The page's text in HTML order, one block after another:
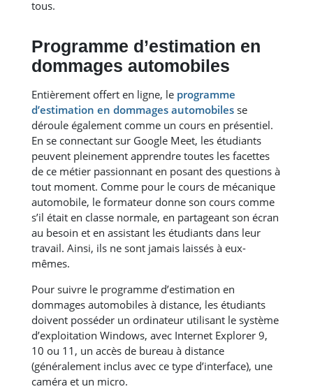
tous.
Programme d’estimation en
dommages automobiles
Entièrement offert en ligne, le programme
d’estimation en dommages automobiles se
déroule également comme un cours en présentiel.
En se connectant sur Google Meet, les étudiants
peuvent pleinement apprendre toutes les facettes
de ce métier passionnant en posant des questions à
tout moment. Comme pour le cours de mécanique
automobile, le formateur donne son cours comme
s’il était en classe normale, en partageant son écran
au besoin et en assistant les étudiants dans leur
travail. Ainsi, ils ne sont jamais laissés à eux-
mêmes.
Pour suivre le programme d’estimation en
dommages automobiles à distance, les étudiants
doivent posséder un ordinateur utilisant le système
d’exploitation Windows, avec Internet Explorer 9,
10 ou 11, un accès de bureau à distance
(généralement inclus avec ce type d’interface), une
caméra et un micro.